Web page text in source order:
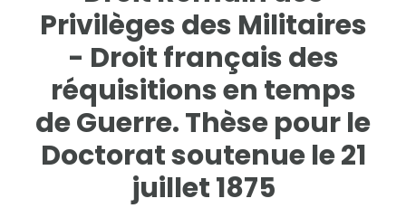
Privilèges des Militaires
- Droit français des
réquisitions en temps
de Guerre. Thèse pour le
Doctorat soutenue le 21
juillet 1875